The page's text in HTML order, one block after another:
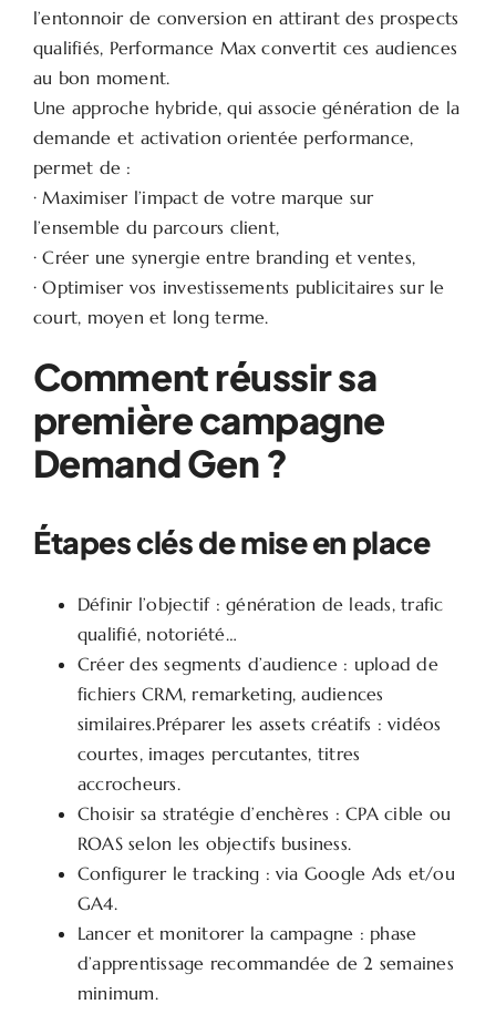
l’entonnoir de conversion en attirant des prospects
qualifiés, Performance Max convertit ces audiences
au bon moment.
Une approche hybride, qui associe génération de la
demande et activation orientée performance,
permet de :
· Maximiser l’impact de votre marque sur
l’ensemble du parcours client,
· Créer une synergie entre branding et ventes,
· Optimiser vos investissements publicitaires sur le
court, moyen et long terme.
Comment réussir sa
première campagne
Demand Gen ?
Étapes clés de mise en place
Définir l’objectif : génération de leads, trafic
qualifié, notoriété…
Créer des segments d’audience : upload de
fichiers CRM, remarketing, audiences
similaires.Préparer les assets créatifs : vidéos
courtes, images percutantes, titres
accrocheurs.
Choisir sa stratégie d’enchères : CPA cible ou
ROAS selon les objectifs business.
Configurer le tracking : via Google Ads et/ou
GA4.
Lancer et monitorer la campagne : phase
d’apprentissage recommandée de 2 semaines
minimum.